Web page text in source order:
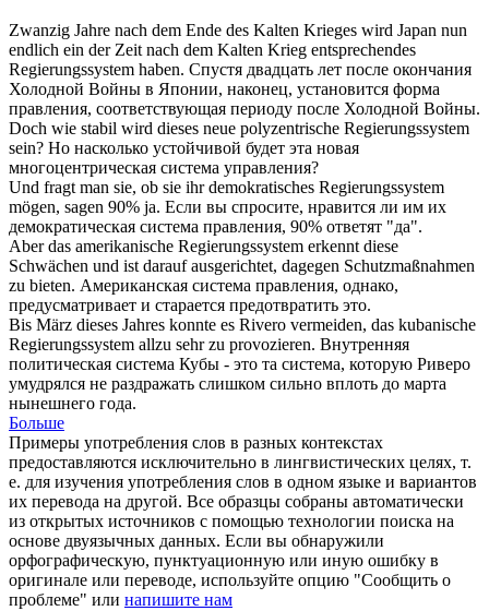
Zwanzig Jahre nach dem Ende des Kalten Krieges wird Japan nun
endlich ein der Zeit nach dem Kalten Krieg entsprechendes
Regierungssystem haben. Спустя двадцать лет после окончания
Холодной Войны в Японии, наконец, установится форма
правления, соответствующая периоду после Холодной Войны.
Doch wie stabil wird dieses neue polyzentrische Regierungssystem
sein? Но насколько устойчивой будет эта новая
многоцентрическая система управления?
Und fragt man sie, ob sie ihr demokratisches Regierungssystem
mögen, sagen 90% ja. Если вы спросите, нравится ли им их
демократическая система правления, 90% ответят "да".
Aber das amerikanische Regierungssystem erkennt diese
Schwächen und ist darauf ausgerichtet, dagegen Schutzmaßnahmen
zu bieten. Американская система правления, однако,
предусматривает и старается предотвратить это.
Bis März dieses Jahres konnte es Rivero vermeiden, das kubanische
Regierungssystem allzu sehr zu provozieren. Внутренняя
политическая система Кубы - это та система, которую Риверо
умудрялся не раздражать слишком сильно вплоть до марта
нынешнего года.
Больше
Примеры употребления слов в разных контекстах
предоставляются исключительно в лингвистических целях, т.
е. для изучения употребления слов в одном языке и вариантов
их перевода на другой. Все образцы собраны автоматически
из открытых источников с помощью технологии поиска на
основе двуязычных данных. Если вы обнаружили
орфографическую, пунктуационную или иную ошибку в
оригинале или переводе, используйте опцию "Сообщить о
проблеме" или напишите нам